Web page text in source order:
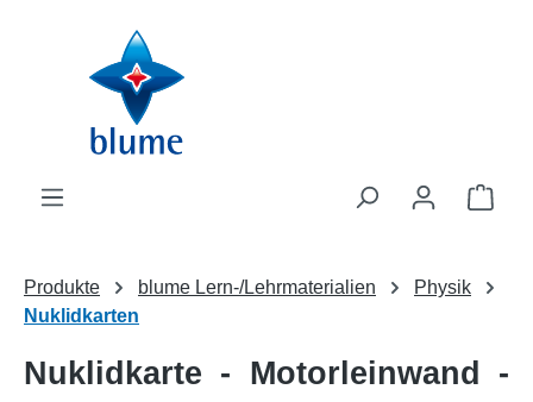
Zum Hauptinhalt springen
Produkte blume Lern-/Lehrmaterialien
Physik
Nuklidkarten
Nuklidkarte - Motorleinwand -